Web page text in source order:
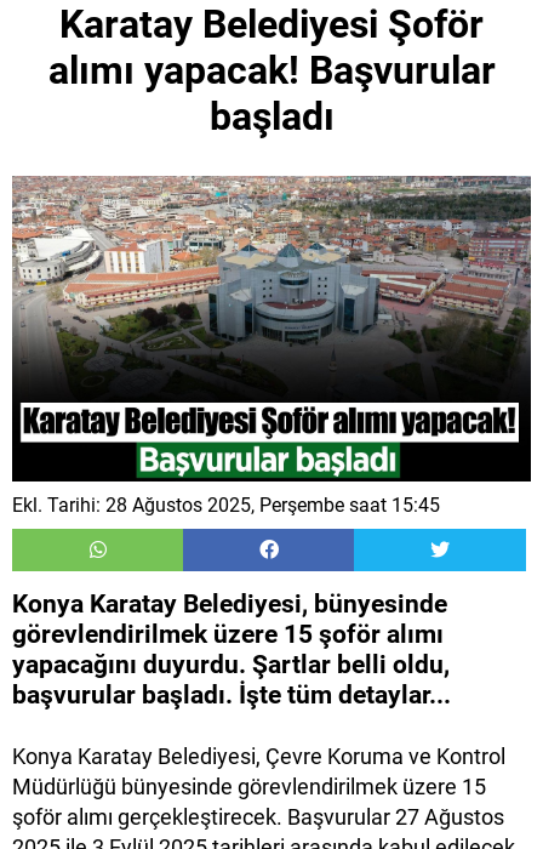
Karatay Belediyesi Şoför
alımı yapacak! Başvurular
başladı
Ekl. Tarihi: 28 Ağustos 2025, Perşembe saat 15:45
Konya Karatay Belediyesi, bünyesinde
görevlendirilmek üzere 15 şoför alımı
yapacağını duyurdu. Şartlar belli oldu,
başvurular başladı. İşte tüm detaylar...
Konya Karatay Belediyesi, Çevre Koruma ve Kontrol
Müdürlüğü bünyesinde görevlendirilmek üzere 15
şoför alımı gerçekleştirecek. Başvurular 27 Ağustos